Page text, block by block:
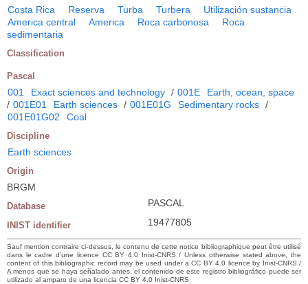
Costa Rica Reserva Turba Turbera
Utilización sustancia
America central
America Roca carbonosa
Roca
sedimentaria
Classification
Pascal
001 Exact sciences and technology / 001E
Earth, ocean, space
/ 001E01 Earth sciences / 001E01G Sedimentary rocks /
001E01G02
Coal
Discipline
Earth sciences
Origin
BRGM
Database PASCAL
INIST identifier 19477805
Sauf mention contraire ci-dessus, le contenu de cette notice bibliographique peut être utilisé
dans le cadre d’une licence CC BY 4.0 Inist-CNRS / Unless otherwise stated above, the
content of this bibliographic record may be used under a CC BY 4.0 licence by Inist-CNRS /
A menos que se haya señalado antes, el contenido de este registro bibliográfico puede ser
utilizado al amparo de una licencia CC BY 4.0 Inist-CNRS